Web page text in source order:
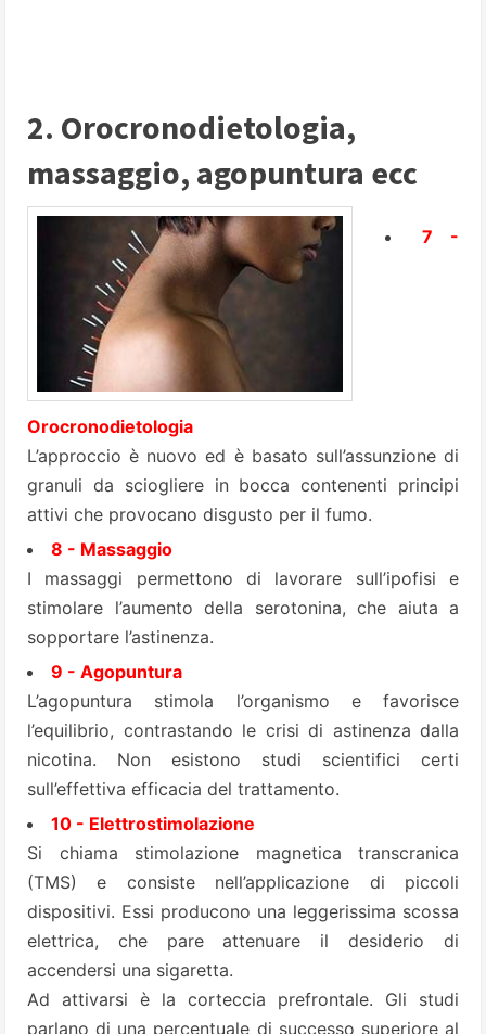
2. Orocronodietologia,
massaggio, agopuntura ecc
7 -
Orocronodietologia
L’approccio è nuovo ed è basato sull’assunzione di
granuli da sciogliere in bocca contenenti principi
attivi che provocano disgusto per il fumo.
8 - Massaggio
I massaggi permettono di lavorare sull’ipofisi e
stimolare l’aumento della serotonina, che aiuta a
sopportare l’astinenza.
9 - Agopuntura
L’agopuntura stimola l’organismo e favorisce
l’equilibrio, contrastando le crisi di astinenza dalla
nicotina. Non esistono studi scientifici certi
sull’effettiva efficacia del trattamento.
10 - Elettrostimolazione
Si chiama stimolazione magnetica transcranica
(TMS) e consiste nell’applicazione di piccoli
dispositivi. Essi producono una leggerissima scossa
elettrica, che pare attenuare il desiderio di
accendersi una sigaretta.
Ad attivarsi è la corteccia prefrontale. Gli studi
parlano di una percentuale di successo superiore al